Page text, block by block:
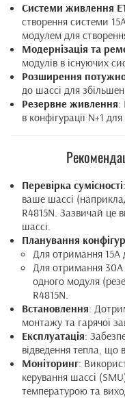
Системи живлення
створення системи
модулем для
Модернізація та
модулів в існуючих
Розширення
до шассі для
Резервне живлення:
в конфігурації N+1
Перевірка сумісності
ваше шассі
R4815N. Зазвичай це
шассі.
Планування
Для отримання 15А
Для отримання 30А
одного модуля
R4815N.
Встановлення:
монтажу та гарячої
Експлуатація:
відведення тепла, що
Моніторинг:
керування шассі
температурою та